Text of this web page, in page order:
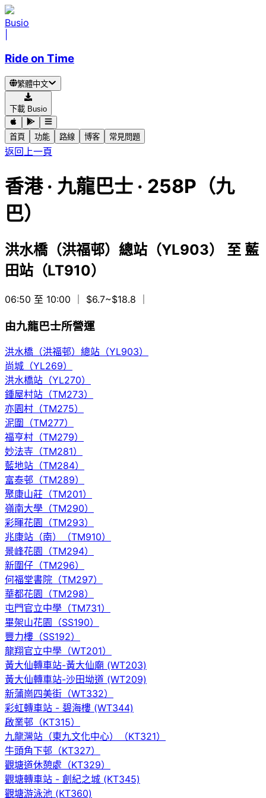
Busio
Ride on Time
繁體中文
下載 Busio
首頁 功能 路線 博客 常見問題
返回上一頁
香港· 九龍巴士 · 258P（九
巴）
洪水橋（洪福邨）總站（YL903） 至 藍
田站（LT910）
06:50 至 10:00 ｜ $6.7~$18.8
由九龍巴士所營運
洪水橋（洪福邨）總站（YL903）
尚城（YL269）
洪水橋站（YL270）
鍾屋村站（TM273）
亦園村（TM275）
泥圍（TM277）
福亨村（TM279）
妙法寺（TM281）
藍地站（TM284）
富泰邨（TM289）
聚康山莊（TM201）
嶺南大學（TM290）
彩暉花園（TM293）
兆康站（南）（TM910）
景峰花園（TM294）
新圍仔（TM296）
何福堂書院（TM297）
華都花園（TM298）
屯門官立中學（TM731）
畢架山花園（SS190）
豐力樓（SS192）
龍翔官立中學（WT201）
黃大仙轉車站-黃大仙廟 (WT203)
黃大仙轉車站-沙田坳道 (WT209)
新蒲崗四美街（WT332）
彩虹轉車站 - 碧海樓 (WT344)
啟業邨（KT315）
九龍灣站（東九文化中心）（KT321）
牛頭角下邨（KT327）
觀塘道休憩處（KT329）
觀塘轉車站 - 創紀之城 (KT345)
觀塘游泳池 (KT360)